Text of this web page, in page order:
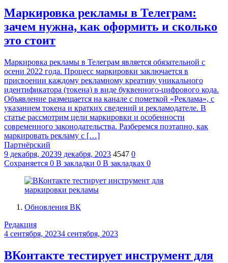
Маркировка рекламы в Телеграм:
зачем нужна, как оформить и сколько
это стоит
Маркировка рекламы в Телеграм является обязательной с
осени 2022 года. Процесс маркировки заключается в
присвоении каждому рекламному креативу уникального
идентификатора (токена) в виде буквенного-цифрового кода.
Объявление размещается на канале с пометкой «Реклама», с
указанием токена и кратких сведений и рекламодателе. В
статье рассмотрим цели маркировки и особенности
современного законодательства. Разберемся поэтапно, как
маркировать рекламу с […]
Партнёрский
9 декабря, 20239 декабря, 2023 4547 0
Сохраняется 0 В закладки 0 В закладках 0
Обновления ВК
Редакция
4 сентября, 20234 сентября, 2023
ВКонтакте тестирует инструмент для